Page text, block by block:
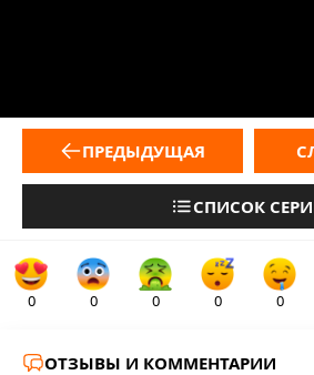
ПРЕДЫДУЩАЯ
СПИСОК
0 0 0 0 0
ОТЗЫВЫ И КОММЕНТАРИИ